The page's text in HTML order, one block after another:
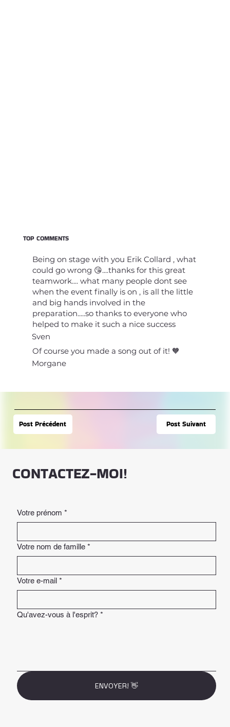
Post Précédent Post Suivant
TOP COMMENTS
Being on stage with you Erik Collard , what
could go wrong 😘....thanks for this great
teamwork.... what many people dont see
when the event finally is on , is all the little
and big hands involved in the
preparation.....so thanks to everyone who
helped to make it such a nice success
Sven
Of course you made a song out of it! 🧡
Morgane
CONTACTEZ-MOI!
Votre prénom *
Votre nom de famille *
Votre e-mail *
Qu'avez-vous à l'esprit? *
ENVOYER! 👋